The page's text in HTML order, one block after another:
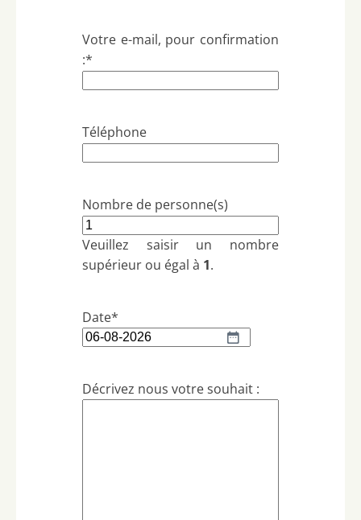
Votre e-mail, pour confirmation
:*
Téléphone
Nombre de personne(s)
Veuillez saisir un nombre
supérieur ou égal à 1.
Date*
JJ
MM
-
Décrivez nous votre souhait :